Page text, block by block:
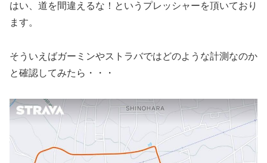
はい、道を間違えるな！というプレッシャーを頂いており
ます。
そういえばガーミンやストラバではどのような計測なのか
と確認してみたら・・・